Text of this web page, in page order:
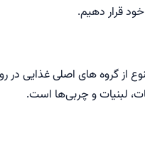
قرار دهیم.
از گروه های اصلی غذایی در
لبنیات و چربی‌ها است.